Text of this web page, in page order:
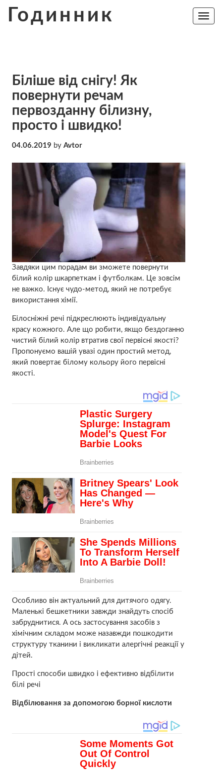
Годинник
Toggle
Біліше від снігу! Як
повернути речам
первозданну білизну,
просто і швидко!
04.06.2019 by Avtor
Завдяки цим порадам ви зможете повернути
білий колір шкарпеткам і футболкам. Це зовсім
не важко. Існує чудо-метод, який не потребує
використання хімії.
Білосніжні речі підкреслюють індивідуальну
красу кожного. Але що робити, якщо бездоганно
чистий білий колір втратив свої первісні якості?
Пропонуємо вашій увазі один простий метод,
який повертає білому кольору його первісні
якості.
Особливо він актуальний для дитячого одягу.
Маленькі бешкетники завжди знайдуть спосіб
забруднитися. А ось застосування засобів з
хімічним складом може назавжди пошкодити
структуру тканини і викликати алергічні реакції у
дітей.
Прості способи швидко і ефективно відбілити
білі речі
Відбілювання за допомогою боpної киcлоти